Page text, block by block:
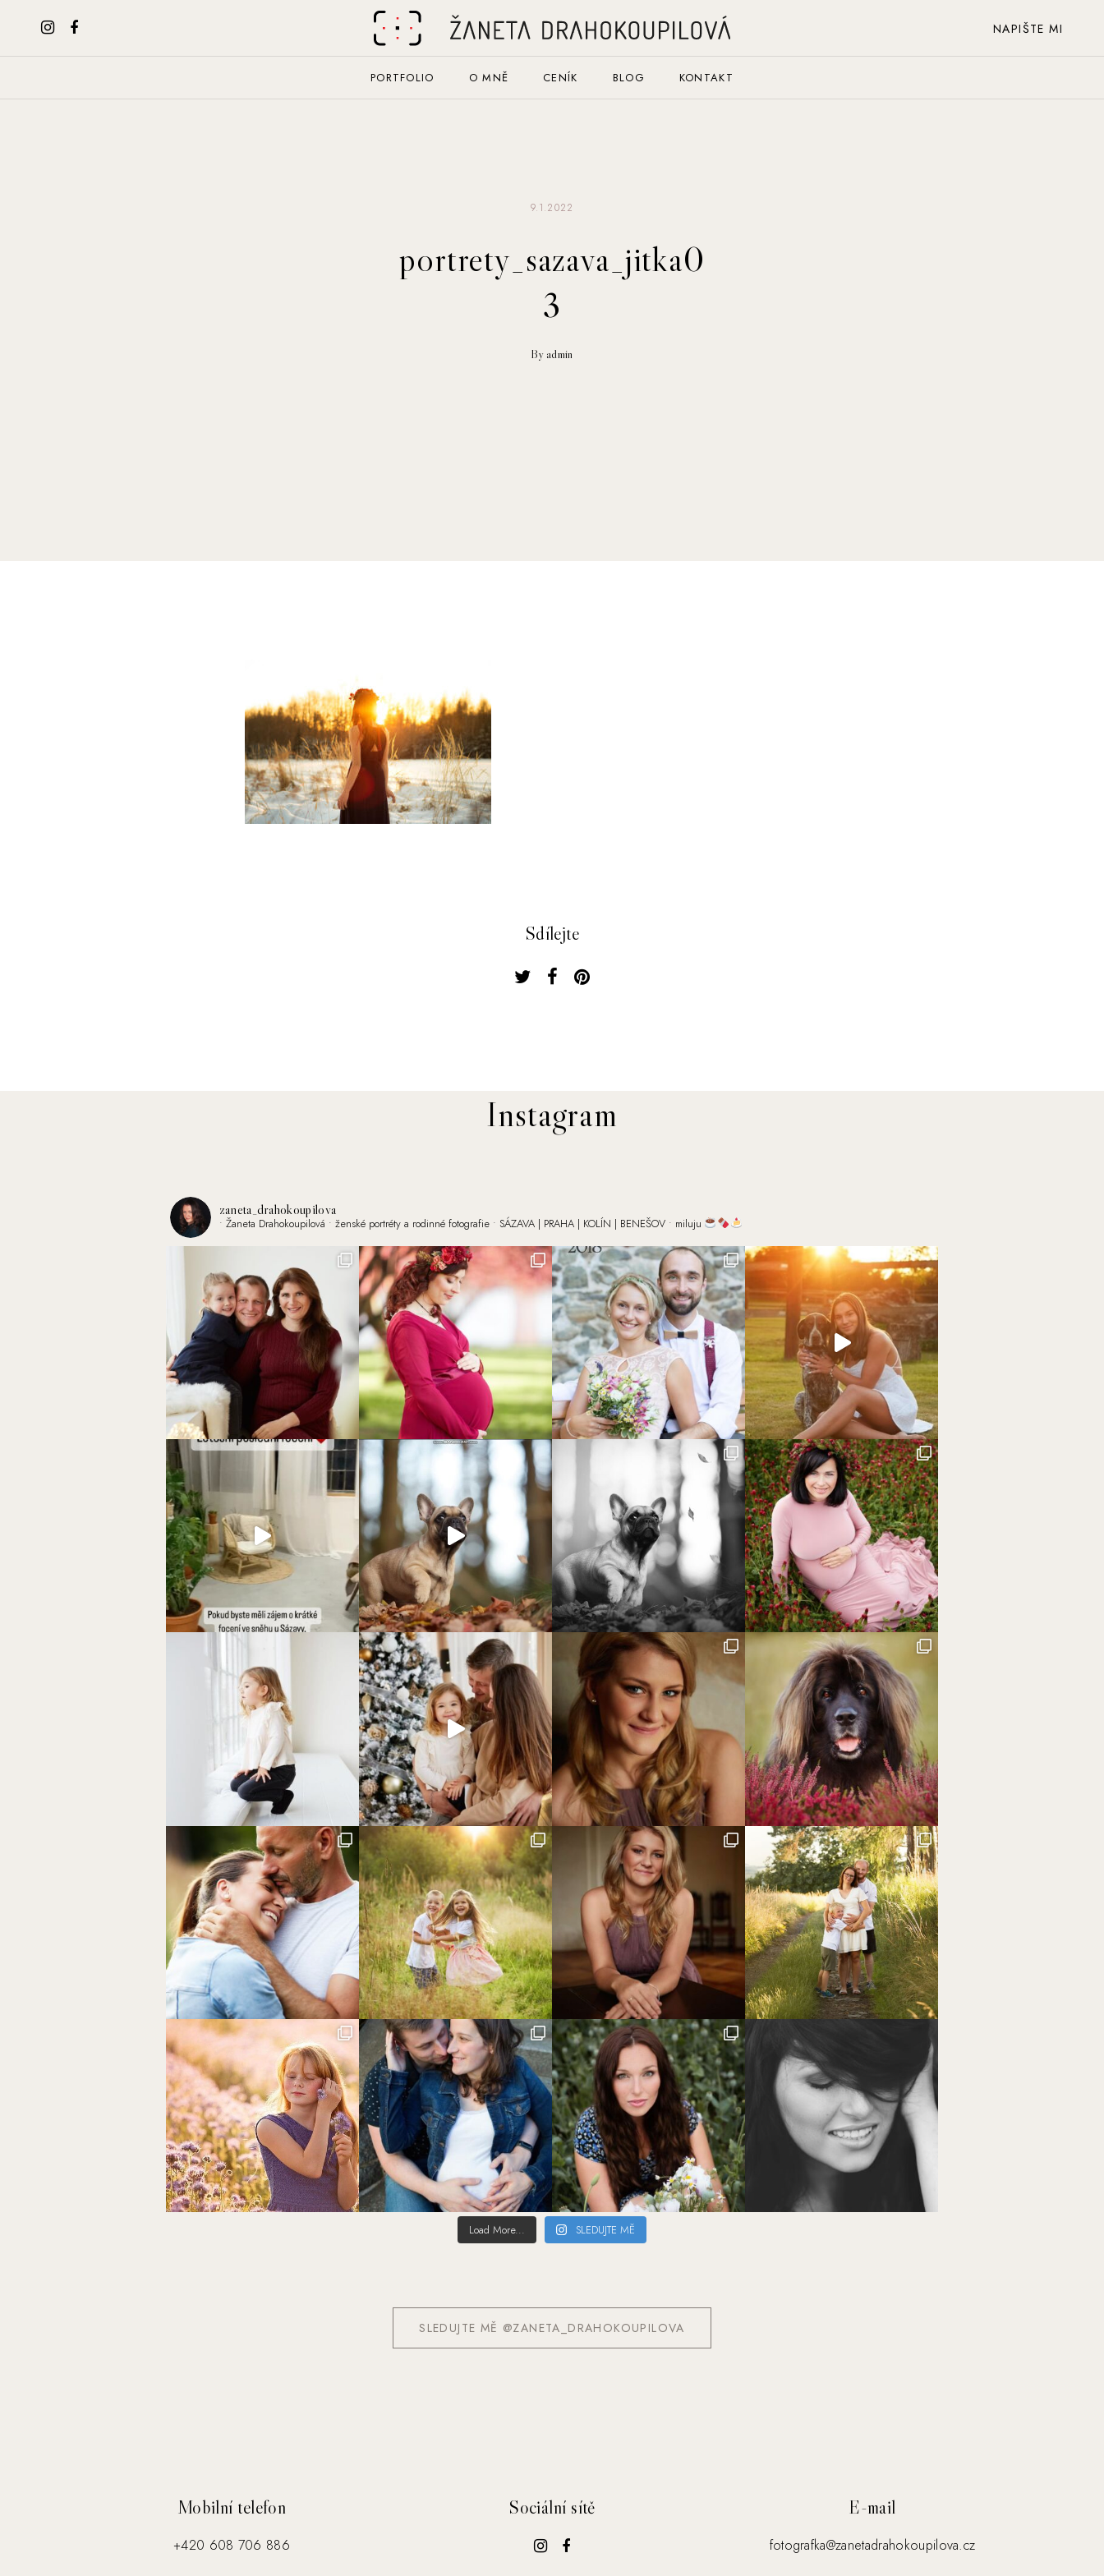
NAPIŠTE MI
PORTFOLIO O MNĚ CENÍK BLOG KONTAKT
9.1.2022
portrety_sazava_jitka0
3
By admin
Sdílejte
Instagram
zaneta_drahokoupilova
• Žaneta Drahokoupilová • ženské portréty a rodinné fotografie• SÁZAVA | PRAHA | KOLÍN | BENEŠOV• miluju
Load More... SLEDUJTE MĚ
SLEDUJTE MĚ @ZANETA_DRAHOKOUPILOVA
Mobilní telefon
+420 608 706 886
Sociální sítě E-mail
fotografka@zanetadrahokoupilova.cz